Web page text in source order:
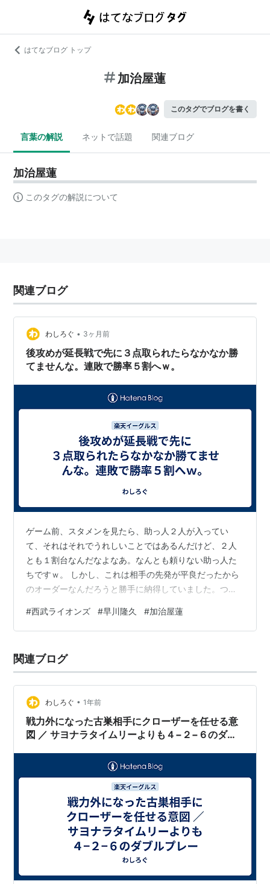
はてなブログ トップ
加治屋蓮
このタグでブログを書く
言葉の解説 ネットで話題 関連ブログ
加治屋蓮
このタグの解説について
関連ブログ
わしろぐ • 3ヶ月前
後攻めが延長戦で先に３点取られたらなかなか勝
てませんな。連敗で勝率５割へｗ。
ゲーム前、スタメンを見たら、助っ人２人が入ってい
て、それはそれでうれしいことではあるんだけど、２人
とも１割台なんだなよなあ。なんとも頼りない助っ人た
ちですｗ。 しかし、これは相手の先発が平良だったから
のオーダーなんだろうと勝手に納得していました。つま
きればホームラン）狙いだ、というオーダーですね。三
木監督は意外と勝負師なのですｗ。ところうちの勝負師
ど機能しませんでしたね。マッカスカーは相変わらずイ
ンハイの釣り球に手が出てしまうし、打席数がもう少し
気…
#西武ライオンズ #早川隆久 #加治屋蓮
関連ブログ
わしろぐ • 1年前
戦力外になった古巣相手にクローザーを任せる意
図 ／ サヨナラタイムリーよりも４−２−６のダブ